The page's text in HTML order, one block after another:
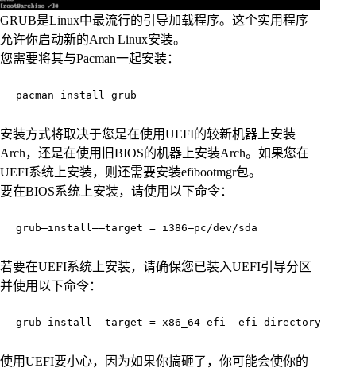
GRUB是Linux中最流行的引导加载程序。这个实用程序
允许你启动新的Arch Linux安装。
您需要将其与Pacman一起安装：
pacman install grub
安装方式将取决于您是在使用UEFI的较新机器上安装
Arch，还是在使用旧BIOS的机器上安装Arch。如果您在
UEFI系统上安装，则还需要安装efibootmgr包。
要在BIOS系统上安装，请使用以下命令：
grub—install——target = i386—pc/dev/sda
若要在UEFI系统上安装，请确保您已装入UEFI引导分区
并使用以下命令：
grub—install——target = x86_64—efi——efi—directory =
使用UEFI要小心，因为如果你搞砸了，你可能会使你的